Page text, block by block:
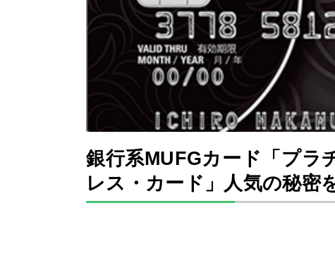
銀行系MUFGカード「プラ
レス・カード」人気の秘密